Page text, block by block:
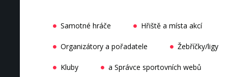
Samotné hráče Hřiště a místa akcí
Organizátory a pořadatele Žebříčky/ligy
Kluby a Správce sportovních webů